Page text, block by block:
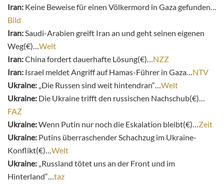
Iran: Keine Beweise für einen Völkermord in Gaza gefunden…
Bild
Iran:Saudi-Arabien greift Iran an und geht seinen eigenen
Weg(€)…Welt
Iran:China fordert dauerhafte Lösung(€)…NZZ
Iran: Israel meldet Angriff auf Hamas-Führer in Gaza…NTV
Ukraine: „Die Russen sind weit hintendran“…Welt
Ukraine: Die Ukraine trifft den russischen Nachschub(€)…
FAZ
Ukraine:Wenn Putin nur noch die Eskalation bleibt(€)…Zeit
Ukraine: Putins überraschender Schachzug im Ukraine-
Konflikt(€)…Welt
Ukraine: „Russland tötet uns an der Front und im
Hinterland“…taz